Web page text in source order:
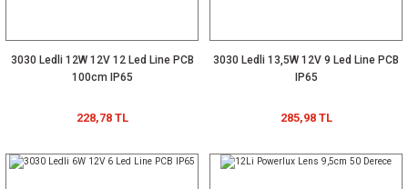
3030 Ledli 12W 12V 12 Led Line PCB
100cm IP65
228,78 TL
3030 Ledli 13,5W 12V 9 Led Line PCB
IP65
285,98 TL